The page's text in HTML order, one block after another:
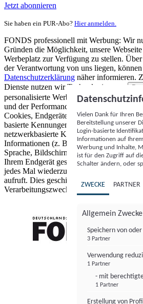
Jetzt abonnieren
Sie haben ein PUR-Abo? Hier anmelden.
FONDS professionell mit Werbung: Wir
Gründen die Möglichkeit, unsere
Werbeplatz zur Verfügung zu stellen.
der Verantwortung von uns liegen,
Datenschutzerklärung näher informieren.
Dienste nutzen wir Technologien von
personalisierte Werbung und Inhalte,
und der Performance von Inhalten sowie
Cookies, Endgeräte- oder ähnliche
basierte Kennungen, zufällig generierte
netzwerkbasierte Kennungen) können
Informationen (z. B. Browsertyp und
Sprache, Bildschirmgröße, unterstützte
Ihrem Endgerät gespeichert oder von dort
jedes Mal wiederzuerkennen, wenn es
aufruft. Dies geschieht für einen oder
Verarbeitungszwecke.
Vielen Dank für Ihren
Bereitstellung unserer
Login-basierte
Informationen auf
Werbung und Inhalte,
ist für den Zugriff auf
Schalter ändern, oder
ZWECKE PARTNER
Allgemein Zwecke
Speichern von
3 Partner
Verwendung
1 Partner
- mit
1 Partner
Erstellung von
FONDS professionell